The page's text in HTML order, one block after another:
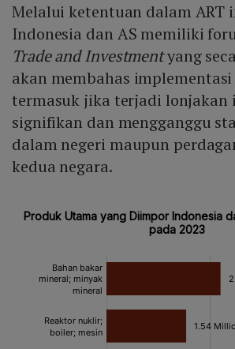
Melalui ketentuan dalam ART
Indonesia dan AS memiliki
Trade and Investmentyang
akan membahas
termasuk jika terjadi lonjakan
signifikan dan mengganggu
dalam negeri maupun
kedua negara.